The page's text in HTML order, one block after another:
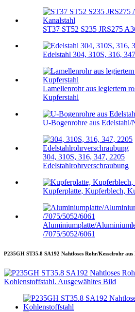
ST37 ST52 S235 JRS275
Edelstahl 304, 310S, 316,
Lamellenrohr aus legiertem
Kupferstahl
U-Bogenrohre aus
304, 310S, 316, 347, 2205
Edelstahlrohrverschraubung
Kupferplatte, Kupferblech,
Aluminiumplatte/
/7075/5052/6061
P235GH ST35.8 SA192 Nahtloses Rohr/Kesselrohr